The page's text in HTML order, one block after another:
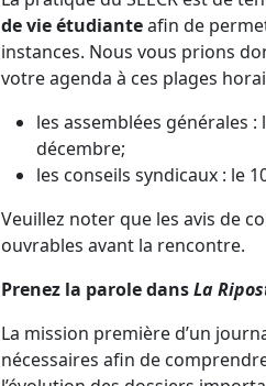
de vie étudianteafin de
instances. Nous vous prions
votre agenda à ces plages
les assemblées générales
décembre;
les conseils syndicaux : le
Veuillez noter que les avis de
ouvrables avant la rencontre.
Prenez la parole dansLa
La mission première d’un
nécessaires afin de